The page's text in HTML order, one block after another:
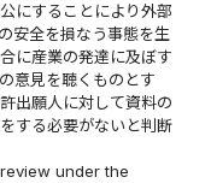
にすることにより外部
安全を損なう事態を生
に産業の発達に及ぼす
意見を聴くものとす
出願人に対して資料の
する必要がないと判断
under the